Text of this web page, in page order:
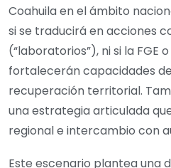
Coahuila en el ámbito
si se traducirá en acciones
(“laboratorios”), ni si la FGE
fortalecerán capacidades
recuperación territorial.
una estrategia articulada
regional e intercambio con
Este escenario plantea una